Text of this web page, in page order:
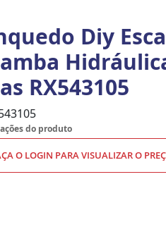
Diy
RX543105
do produto
O LOGIN PARA VISUALIZAR O